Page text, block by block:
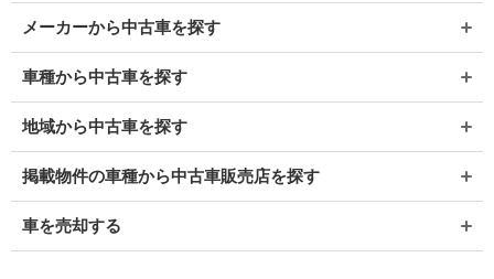
メーカーから中古車を探す
車種から中古車を探す
地域から中古車を探す
掲載物件の車種から中古車販売店を探す
車を売却する